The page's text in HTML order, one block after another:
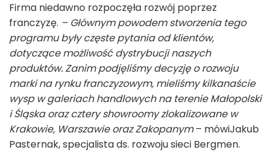
Firma niedawno rozpoczęła rozwój poprzez
franczyzę. – Głównym powodem stworzenia tego
programu były częste pytania od klientów,
dotyczące możliwość dystrybucji naszych
produktów.Zanim podjęliśmy decyzję o rozwoju
marki na rynku franczyzowym, mieliśmy kilkanaście
wysp w galeriach handlowych na terenie Małopolski
i Śląska oraz cztery showroomy zlokalizowane w
Krakowie, Warszawie oraz Zakopanym– mówiJakub
Pasternak, specjalista ds. rozwoju sieci Bergmen.